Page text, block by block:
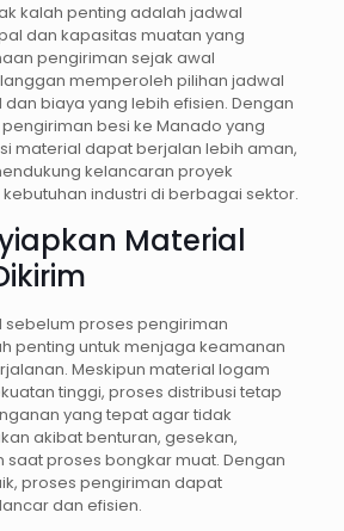
kalah penting adalah jadwal
dan kapasitas muatan yang
pengiriman sejak awal
memperoleh pilihan jadwal
biaya yang lebih efisien. Dengan
besi ke Manado yang
material dapat berjalan lebih aman,
kelancaran proyek
industri di berbagai sektor.
Material
sebelum proses pengiriman
penting untuk menjaga keamanan
Meskipun material logam
tinggi, proses distribusi tetap
yang tepat agar tidak
akibat benturan, gesekan,
saat proses bongkar muat. Dengan
proses pengiriman dapat
dan efisien.